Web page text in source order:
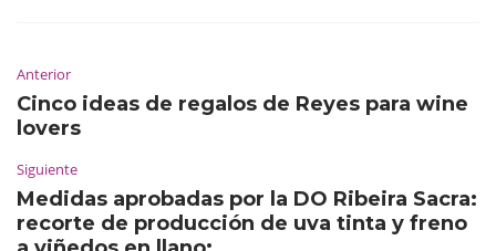
Anterior
Cinco ideas de regalos de Reyes para wine
lovers
Siguiente
Medidas aprobadas por la DO Ribeira Sacra:
recorte de producción de uva tinta y freno